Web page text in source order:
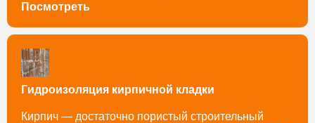
Посмотреть
Гидроизоляция кирпичной кладки
Кирпич — достаточно пористый строительный